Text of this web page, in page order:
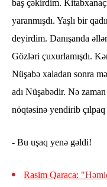
baş çəkirdim.
yaranmışdı. Yaşlı bir
deyirdim. Danışanda
Gözləri çuxurlamışdı.
Nüşabə xaladan sonra
adı Nüşabədir. Nə
nöqtəsinə yendirib
- Bu uşaq yenə gəldi!
Rasim Qaraca: